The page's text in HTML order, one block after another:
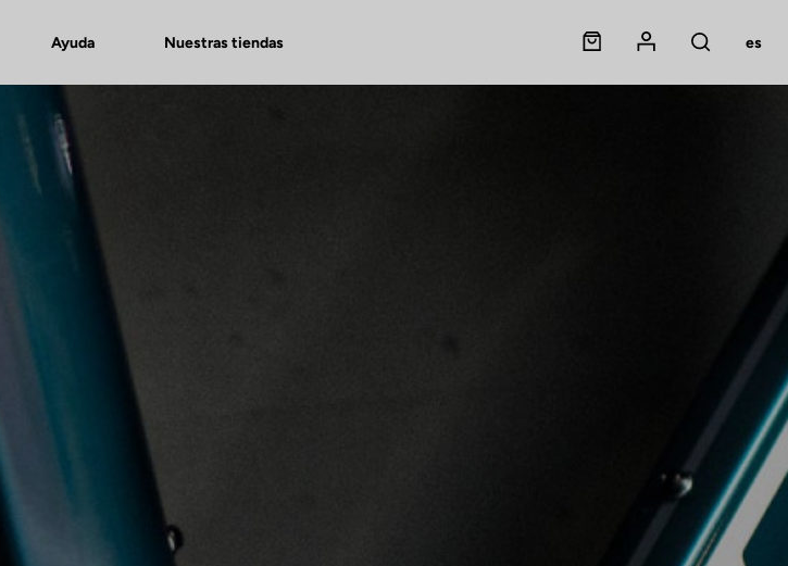
Ayuda Nuestras tiendas Panier
Mon compte
Rechercher
es